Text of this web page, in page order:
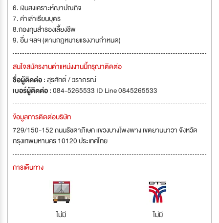
6. เงินสงเคราะห์ฌาปณกิจ
7. ค่าเล่าเรียนบุตร
8.กองทุนสำรองเลี้ยงชีพ
9. อื่น ฯลฯ (ตามกฎหมายแรงงานกำหนด)
สนใจสมัครงานตำแหน่งงานนี้กรุณาติดต่อ
ชื่อผู้ติดต่อ :สุรศักดิ์ / วราภรณ์
เบอร์ผู้ติดต่อ :084-5265533 ID Line 0845265533
ข้อมูลการติดต่อบริษัท
729/150-152 ถนนรัชดาภิเษก แขวงบางโพงพาง เขตยานนาวา จังหวัด
กรุงเทพมหานคร 10120 ประเทศไทย
การเดินทาง
ไม่มี ไม่มี